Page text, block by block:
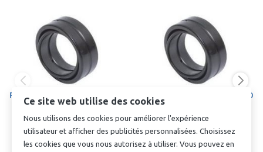
Rotule radiale GE4E - *GE4DO
- 4 x 12 x 3 x 5mm
€ 4,55
Rotule radiale GE5E - *GE5DO
- 5 x 14 x 4 x 6mm
Op aanvraag
Ce site web utilise des cookies
Nous utilisons des cookies pour améliorer l'expérience
utilisateur et afficher des publicités personnalisées. Choisissez
les cookies que vous nous autorisez à utiliser. Vous pouvez en